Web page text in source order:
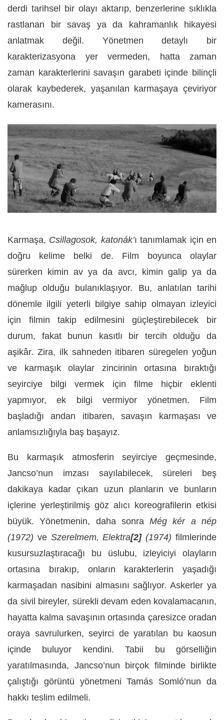
derdi tarihsel bir olayı aktarıp, benzerlerine sıklıkla
rastlanan bir savaş ya da kahramanlık hikayesi
anlatmak değil. Yönetmen detaylı bir
karakterizasyona yer vermeden, hatta zaman
zaman karakterlerini savaşın garabeti içinde bilinçli
olarak kaybederek, yaşanılan karmaşaya çeviriyor
kamerasını.
Karmaşa, Csillagosok, katonák’ı tanımlamak için en
doğru kelime belki de. Film boyunca olaylar
sürerken kimin av ya da avcı, kimin galip ya da
mağlup olduğu bulanıklaşıyor. Bu, anlatılan tarihi
dönemle ilgili yeterli bilgiye sahip olmayan izleyici
için filmin takip edilmesini güçleştirebilecek bir
durum, fakat bunun kasıtlı bir tercih olduğu da
aşikâr. Zira, ilk sahneden itibaren süregelen yoğun
ve karmaşık olaylar zincirinin ortasına bıraktığı
seyirciye bilgi vermek için filme hiçbir eklenti
yapmıyor, ek bilgi vermiyor yönetmen. Film
başladığı andan itibaren, savaşın karmaşası ve
anlamsızlığıyla baş başayız.
Bu karmaşık atmosferin seyirciye geçmesinde,
Jancso’nun imzası sayılabilecek, süreleri beş
dakikaya kadar çıkan uzun planların ve bunların
içlerine yerleştirilmiş göz alıcı koreografilerin etkisi
büyük. Yönetmenin, daha sonraMég kér a nép
(1972) ve Szerelmem, Elektra[2] (1974) filmlerinde
kusursuzlaştıracağı bu üslubu, izleyiciyi olayların
ortasına bırakıp, onların karakterlerin yaşadığı
karmaşadan nasibini almasını sağlıyor. Askerler ya
da sivil bireyler, sürekli devam eden kovalamacanın,
hayatta kalma savaşının ortasında çaresizce oradan
oraya savrulurken, seyirci de yaratılan bu kaosun
içinde buluyor kendini. Tabii bu görselliğin
yaratılmasında, Jancso’nun birçok filminde birlikte
çalıştığı görüntü yönetmeni Tamás Somló’nun da
hakkı teslim edilmeli.